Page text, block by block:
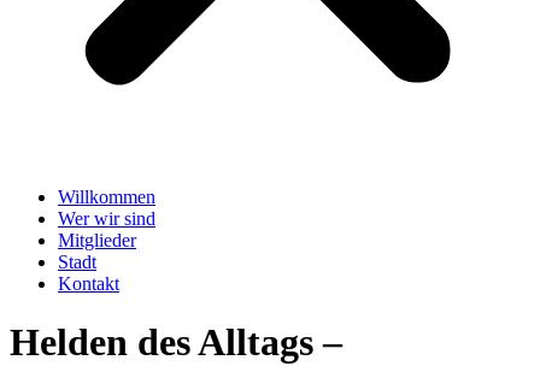
Willkommen
Wer wir sind
Mitglieder
Stadt
Kontakt
Helden des Alltags –